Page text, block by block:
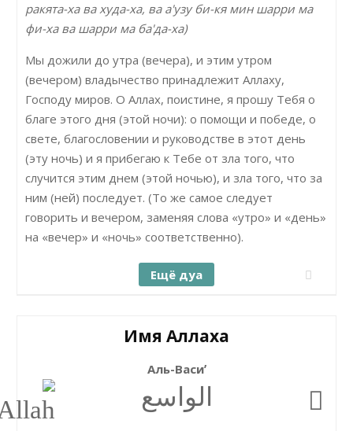
ракята-ха ва худа-ха, ва а'узу би-кя мин шарри ма
фи-ха ва шарри ма ба'да-ха)
Мы дожили до утра (вечера), и этим утром
(вечером) владычество принадлежит Аллаху,
Господу миров. О Аллах, поистине, я прошу Тебя о
благе этого дня (этой ночи): о помощи и победе, о
свете, благословении и руководстве в этот день
(эту ночь) и я прибегаю к Тебе от зла того, что
случится этим днем (этой ночью), и зла того, что за
ним (ней) последует. (То же самое следует
говорить и вечером, заменяя слова «утро» и «день»
на «вечер» и «ночь» соответственно).
Ещё дуа
Имя Аллаха
Аль-Васиʼ
الواسع